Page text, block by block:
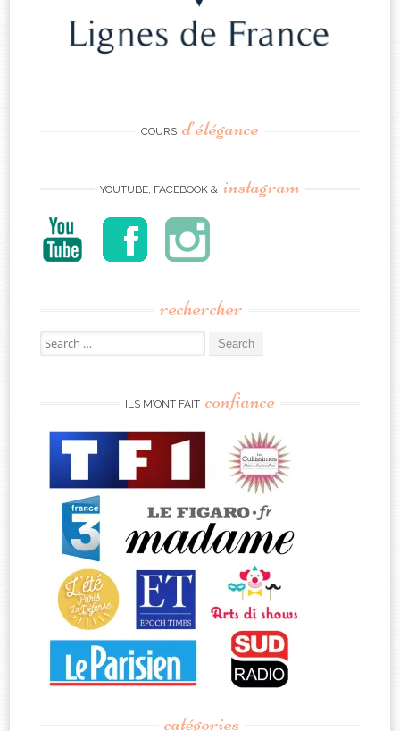
COURS d’élégance
YOUTUBE, FACEBOOK & instagram
rechercher
Search
for:
ILS M’ONT FAIT confiance
catégories